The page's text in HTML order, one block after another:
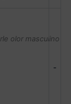
olor masculino
-